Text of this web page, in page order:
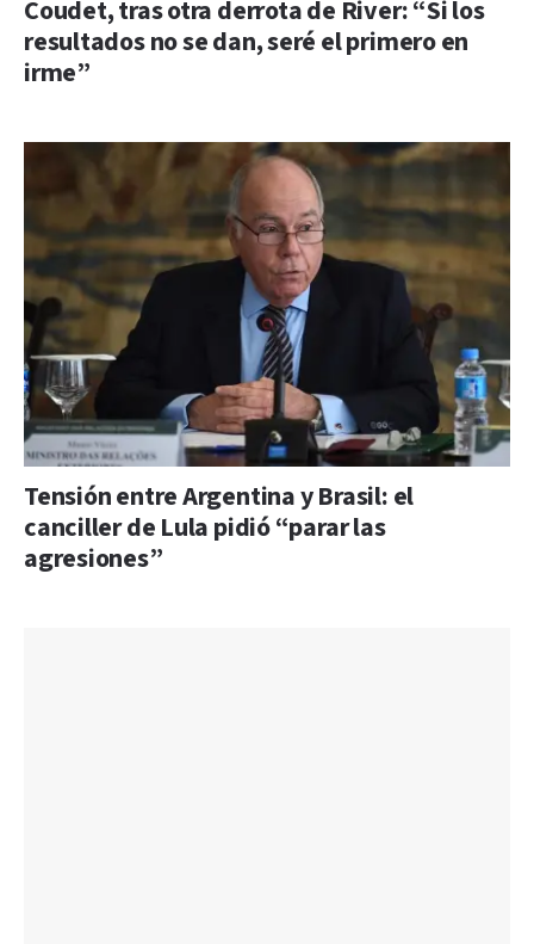
Coudet, tras otra derrota de River: “Si los
resultados no se dan, seré el primero en
irme”
Tensión entre Argentina y Brasil: el
canciller de Lula pidió “parar las
agresiones”